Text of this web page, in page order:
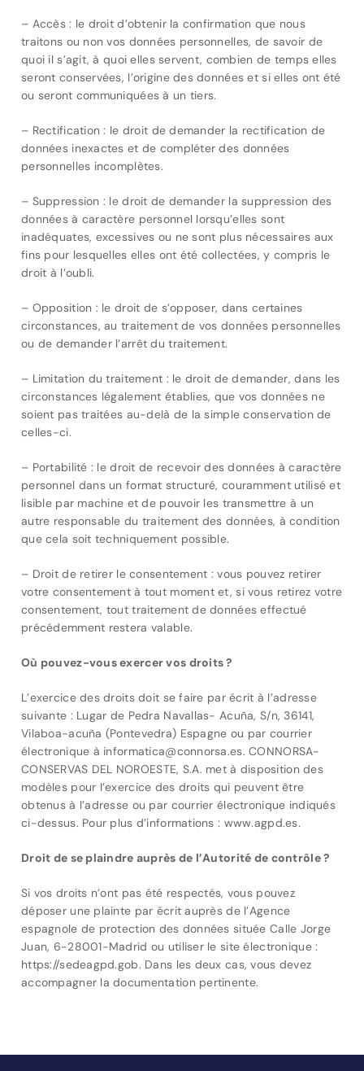
– Accès : le droit d’obtenir la confirmation que nous
traitons ou non vos données personnelles, de savoir de
quoi il s’agit, à quoi elles servent, combien de temps elles
seront conservées, l’origine des données et si elles ont été
ou seront communiquées à un tiers.
– Rectification : le droit de demander la rectification de
données inexactes et de compléter des données
personnelles incomplètes.
– Suppression : le droit de demander la suppression des
données à caractère personnel lorsqu’elles sont
inadéquates, excessives ou ne sont plus nécessaires aux
fins pour lesquelles elles ont été collectées, y compris le
droit à l’oubli.
– Opposition : le droit de s’opposer, dans certaines
circonstances, au traitement de vos données personnelles
ou de demander l’arrêt du traitement.
– Limitation du traitement : le droit de demander, dans les
circonstances légalement établies, que vos données ne
soient pas traitées au-delà de la simple conservation de
celles-ci.
– Portabilité : le droit de recevoir des données à caractère
personnel dans un format structuré, couramment utilisé et
lisible par machine et de pouvoir les transmettre à un
autre responsable du traitement des données, à condition
que cela soit techniquement possible.
– Droit de retirer le consentement : vous pouvez retirer
votre consentement à tout moment et, si vous retirez votre
consentement, tout traitement de données effectué
précédemment restera valable.
Où pouvez-vous exercer vos droits ?
L’exercice des droits doit se faire par écrit à l’adresse
suivante : Lugar de Pedra Navallas- Acuña, S/n, 36141,
Vilaboa-acuña (Pontevedra) Espagne ou par courrier
électronique à informatica@connorsa.es. CONNORSA-
CONSERVAS DEL NOROESTE, S.A. met à disposition des
modèles pour l’exercice des droits qui peuvent être
obtenus à l’adresse ou par courrier électronique indiqués
ci-dessus. Pour plus d’informations : www.agpd.es.
Droit de se plaindre auprès de l’Autorité de contrôle ?
Si vos droits n’ont pas été respectés, vous pouvez
déposer une plainte par écrit auprès de l’Agence
espagnole de protection des données située Calle Jorge
Juan, 6-28001-Madrid ou utiliser le site électronique :
https://sedeagpd.gob. Dans les deux cas, vous devez
accompagner la documentation pertinente.